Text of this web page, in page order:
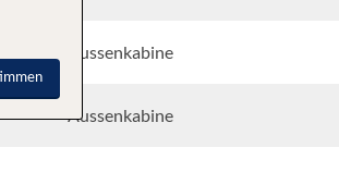
Aussenkabine
Aussenkabine